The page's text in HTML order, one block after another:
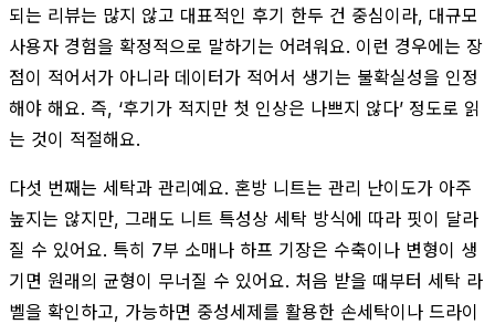
되는 리뷰는 많지 않고 대표적인 후기 한두 건 중심이라, 대규모
사용자 경험을 확정적으로 말하기는 어려워요. 이런 경우에는 장
점이 적어서가 아니라 데이터가 적어서 생기는 불확실성을 인정
해야 해요. 즉, ‘후기가 적지만 첫 인상은 나쁘지 않다’ 정도로 읽
는 것이 적절해요.
다섯 번째는 세탁과 관리예요. 혼방 니트는 관리 난이도가 아주
높지는 않지만, 그래도 니트 특성상 세탁 방식에 따라 핏이 달라
질 수 있어요. 특히 7부 소매나 하프 기장은 수축이나 변형이 생
기면 원래의 균형이 무너질 수 있어요. 처음 받을 때부터 세탁 라
벨을 확인하고, 가능하면 중성세제를 활용한 손세탁이나 드라이